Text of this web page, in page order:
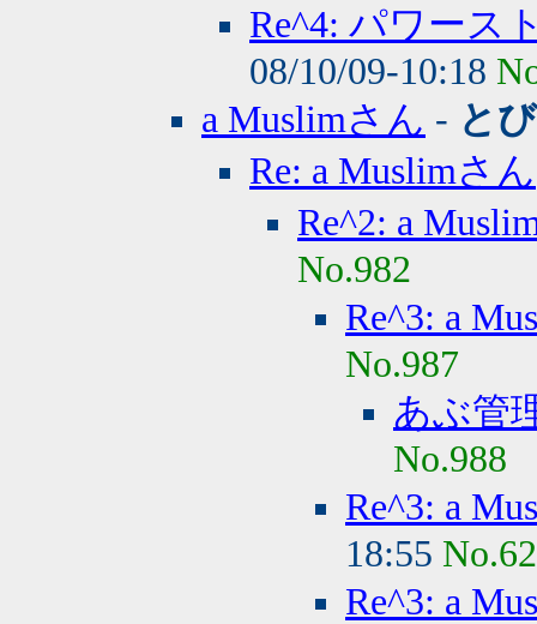
Re^4: パワース
08/10/09-10:18
a Muslimさん - と
Re: a Muslimさん
Re^2: a
No.982
Re^3: a
No.987
あぶ管
No.988
Re^3: a
18:55
Re^3: a